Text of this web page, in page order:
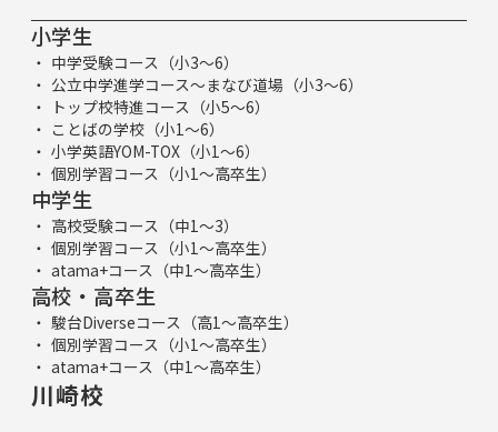
小学生
中学受験コース（小3～6）
公立中学進学コース～まなび道場（小3～6）
トップ校特進コース（小5～6）
ことばの学校（小1～6）
小学英語YOM-TOX（小1～6）
個別学習コース（小1～高卒生）
中学生
高校受験コース（中1～3）
個別学習コース（小1～高卒生）
atama+コース（中1～高卒生）
高校・高卒生
駿台Diverseコース（高1～高卒生）
個別学習コース（小1～高卒生）
atama+コース（中1～高卒生）
川崎校